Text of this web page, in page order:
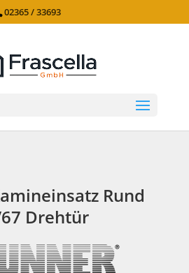
02365 / 33693
Rund
Drehtür